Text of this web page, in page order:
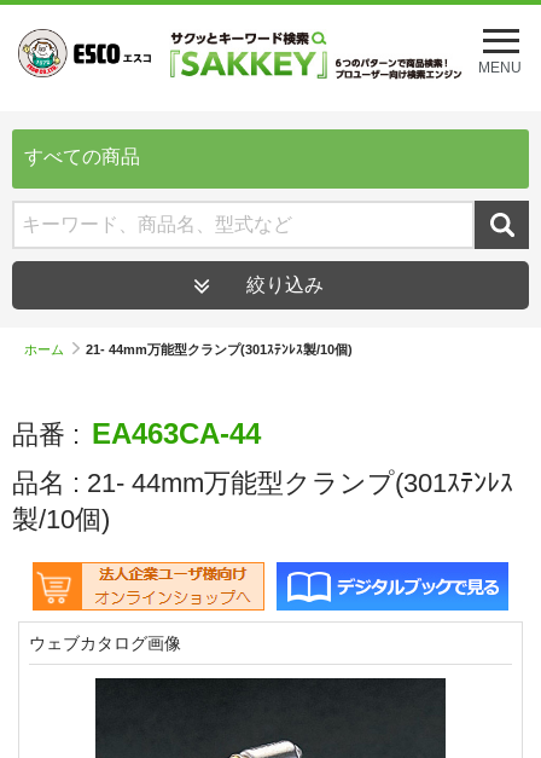
メ
ニ
ュ
を
MENU
すべての商品
絞り込み
ホーム 21- 44mm万能型クランプ(301ｽﾃﾝﾚｽ製/10個)
品番 : EA463CA-44
品名 : 21- 44mm万能型クランプ(301ｽﾃﾝﾚｽ
製/10個)
ウェブカタログ画像